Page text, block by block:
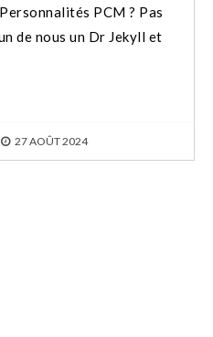
PCM ? Pas
de nous un Dr Jekyll et
27 AOÛT 2024